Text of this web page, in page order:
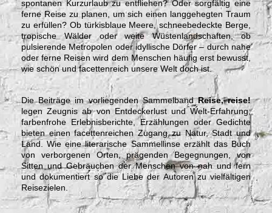
spontanen Kurzurlaub zu entfliehen? Oder sorgfältig eine
ferne Reise zu planen, um sich einen langgehegten Traum
zu erfüllen? Ob türkisblaue Meere, schneebedeckte Berge,
tropische Wälder oder weite Wüstenlandschaften, ob
pulsierende Metropolen oder idyllische Dörfer – durch nahe
oder ferne Reisen wird dem Menschen häufig erst bewusst,
wie schön und facettenreich unsere Welt doch ist.
Die Beiträge im vorliegenden SammelbandReise, reise!
legen Zeugnis ab von Entdeckerlust und Welt-Erfahrung;
farbenfrohe Erlebnisberichte, Erzählungen oder Gedichte
bieten einen facettenreichen Zugang zu Natur, Stadt und
Land. Wie eine literarische Sammellinse erzählt das Buch
von verborgenen Orten, prägenden Begegnungen, von
Sitten und Gebräuchen der Menschen von nah und fern
und dokumentiert so die Liebe der Autoren zu vielfältigen
Reisezielen.